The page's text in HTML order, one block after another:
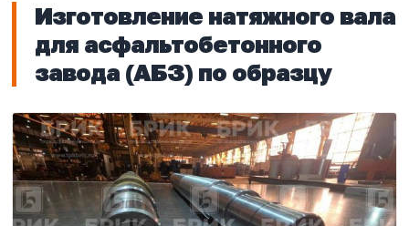
Изготовление натяжного вала
для асфальтобетонного
завода (АБЗ) по образцу